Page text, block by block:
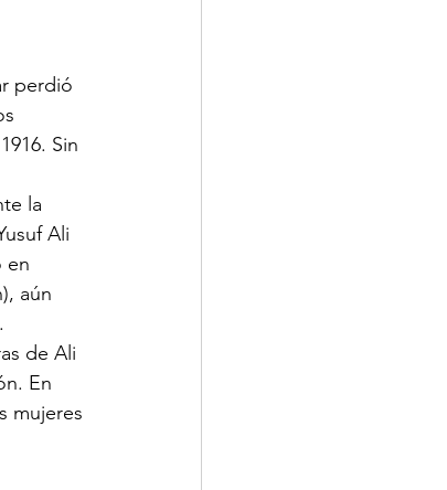
perdió
Sin
la
Ali
en
aún
En
mujeres